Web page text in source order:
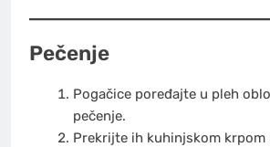
Pečenje
Pogačice poređajte u pleh
pečenje.
Prekrijte ih kuhinjskom krpom